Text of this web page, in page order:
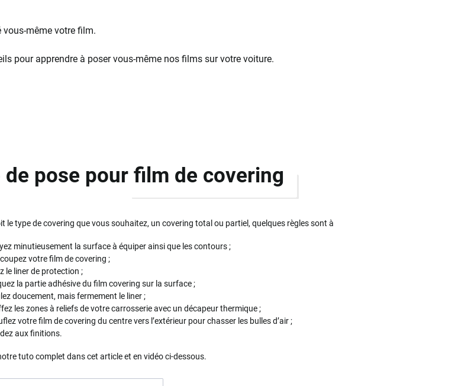
vous-même votre film.
pour apprendre à poser vous-même nos films sur votre voiture.
de pose pour film de covering
le type de covering que vous souhaitez, un covering total ou partiel, quelques règles sont à
minutieusement la surface à équiper ainsi que les contours ;
votre film de covering ;
le liner de protection ;
la partie adhésive du film covering sur la surface ;
doucement, mais fermement le liner ;
les zones à reliefs de votre carrosserie avec un décapeur thermique ;
votre film de covering du centre vers l’extérieur pour chasser les bulles d’air ;
aux finitions.
tuto complet dans cet article et en vidéo ci-dessous.